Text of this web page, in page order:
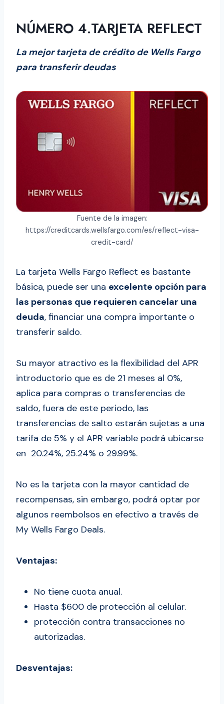
NÚMERO 4.TARJETA REFLECT
La mejor tarjeta de crédito de Wells Fargo
para transferir deudas
Fuente de la imagen:
https://creditcards.wellsfargo.com/es/reflect-visa-
credit-card/
La tarjeta Wells Fargo Reflect es bastante
básica, puede ser una excelente opción para
las personas que requieren cancelar una
deuda, financiar una compra importante o
transferir saldo.
Su mayor atractivo es la flexibilidad del APR
introductorio que es de 21 meses al 0%,
aplica para compras o transferencias de
saldo, fuera de este periodo, las
transferencias de salto estarán sujetas a una
tarifa de 5% y el APR variable podrá ubicarse
en 20.24%, 25.24% o 29.99%.
No es la tarjeta con la mayor cantidad de
recompensas, sin embargo, podrá optar por
algunos reembolsos en efectivo a través de
My Wells Fargo Deals.
Ventajas:
No tiene cuota anual.
Hasta $600 de protección al celular.
protección contra transacciones no
autorizadas.
Desventajas: